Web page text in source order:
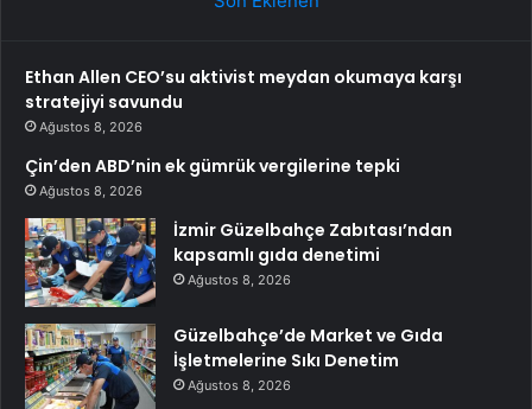
Ethan Allen CEO’su aktivist meydan okumaya karşı
stratejiyi savundu
Ağustos 8, 2026
Çin’den ABD’nin ek gümrük vergilerine tepki
Ağustos 8, 2026
İzmir Güzelbahçe Zabıtası’ndan
kapsamlı gıda denetimi
Ağustos 8, 2026
Güzelbahçe’de Market ve Gıda
İşletmelerine Sıkı Denetim
Ağustos 8, 2026